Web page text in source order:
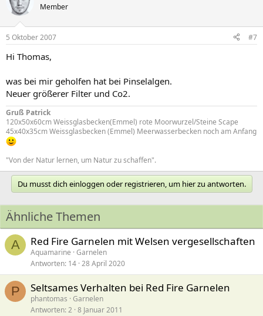
Member
5 Oktober 2007 #7
Hi Thomas,
was bei mir geholfen hat bei Pinselalgen.
Neuer größerer Filter und Co2.
Gruß Patrick
120x50x60cm Weissglasbecken(Emmel) rote Moorwurzel/Steine Scape
45x40x35cm Weissglasbecken (Emmel) Meerwasserbecken noch am Anfang
"Von der Natur lernen, um Natur zu schaffen".
Du musst dich einloggen oder registrieren, um hier zu antworten.
Ähnliche Themen
A Red Fire Garnelen mit Welsen vergesellschaften
Aquamarine Garnelen
Antworten 14 28 April 2020
P Seltsames Verhalten bei Red Fire Garnelen
phantomas Garnelen
Antworten 2 8 Januar 2011